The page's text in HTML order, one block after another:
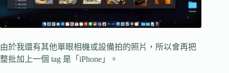
由於我還有其他單眼相機或設備拍的照片，所以會再把
整批加上一個 tag 是「iPhone」。